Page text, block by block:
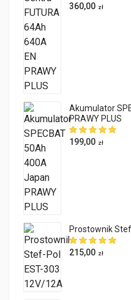
360,00 zł
Akumulator
PRAWY PLUS
199,00 zł
Prostownik
215,00 zł